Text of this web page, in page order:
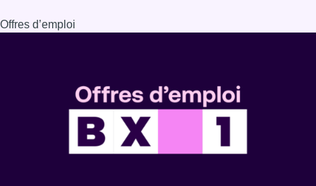
Offres d’emploi